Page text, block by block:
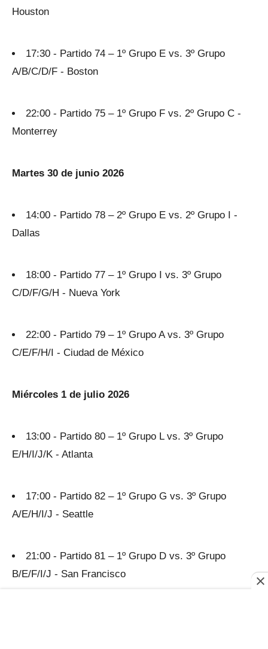
Houston
17:30 - Partido 74 – 1º Grupo E vs. 3º Grupo
A/B/C/D/F - Boston
22:00 - Partido 75 – 1º Grupo F vs. 2º Grupo C -
Monterrey
Martes 30 de junio 2026
14:00 - Partido 78 – 2º Grupo E vs. 2º Grupo I -
Dallas
18:00 - Partido 77 – 1º Grupo I vs. 3º Grupo
C/D/F/G/H - Nueva York
22:00 - Partido 79 – 1º Grupo A vs. 3º Grupo
C/E/F/H/I - Ciudad de México
Miércoles 1 de julio 2026
13:00 - Partido 80 – 1º Grupo L vs. 3º Grupo
E/H/I/J/K - Atlanta
17:00 - Partido 82 – 1º Grupo G vs. 3º Grupo
A/E/H/I/J - Seattle
21:00 - Partido 81 – 1º Grupo D vs. 3º Grupo
B/E/F/I/J - San Francisco